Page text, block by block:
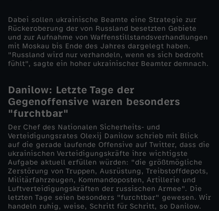
i
e
w
s
e
i
n
e
Dabei sollen ukrainische Beamte eine Strategie zur
Rückeroberung der von Russland besetzten Gebiete
und zur Aufnahme von Waffenstillstandsverhandlungen
mit Moskau bis Ende des Jahres dargelegt haben.
"Russland wird nur verhandeln, wenn es sich bedroht
fühlt", sagte ein hoher ukrainischer Beamter demnach.
Danilow: Letzte Tage der
Gegenoffensive waren besonders
"furchtbar"
Der Chef des Nationalen Sicherheits- und
Verteidigungsrates Olexij Danilow schrieb mit Blick
auf die gerade laufende Offensive auf Twitter, dass die
ukrainischen Verteidigungskräfte ihre wichtigste
Aufgabe aktuell erfüllen würden: "die größtmögliche
Zerstörung von Truppen, Ausrüstung, Treibstoffdepots,
Militärfahrzeugen, Kommandoposten, Artillerie und
Luftverteidigungskräften der russischen Armee". Die
letzten Tage seien besonders "furchtbar" gewesen. Wir
handeln ruhig, weise, Schritt für Schritt, so Danilow.